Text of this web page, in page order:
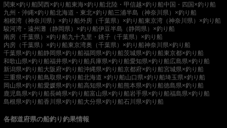
関東×釣り船関西×釣り船東海×釣り船北陸・甲信越×釣り船中国・四国×釣り船
九州・沖縄×釣り船北海道・東北×釣り船三浦半島（神奈川県）×釣り船
相模湾（神奈川県）×釣り船外房（千葉県）×釣り船東京湾（神奈川県）×釣り船
駿河湾・遠州灘（静岡県）×釣り船伊豆半島（静岡県）×釣り船
南房（千葉県）×釣り船九十九里・銚子（千葉県）×釣り船
内房（千葉県）×釣り船東京湾奥（千葉県）×釣り船神奈川県×釣り船
千葉県×釣り船静岡県×釣り船福岡県×釣り船茨城県×釣り船東京都×釣り船
和歌山県×釣り船福井県×釣り船兵庫県×釣り船愛知県×釣り船広島県×釣り船
新潟県×釣り船大阪府×釣り船沖縄県×釣り船京都府×釣り船宮城県×釣り船
三重県×釣り船鳥取県×釣り船北海道 ×釣り船山口県×釣り船埼玉県×釣り船
岡山県×釣り船愛媛県×釣り船高知県×釣り船熊本県×釣り船徳島県×釣り船
鹿児島県×釣り船長崎県×釣り船富山県×釣り船岩手県×釣り船福島県×釣り船
島根県×釣り船香川県×釣り船大分県×釣り船石川県×釣り船
各都道府県の船釣り釣果情報